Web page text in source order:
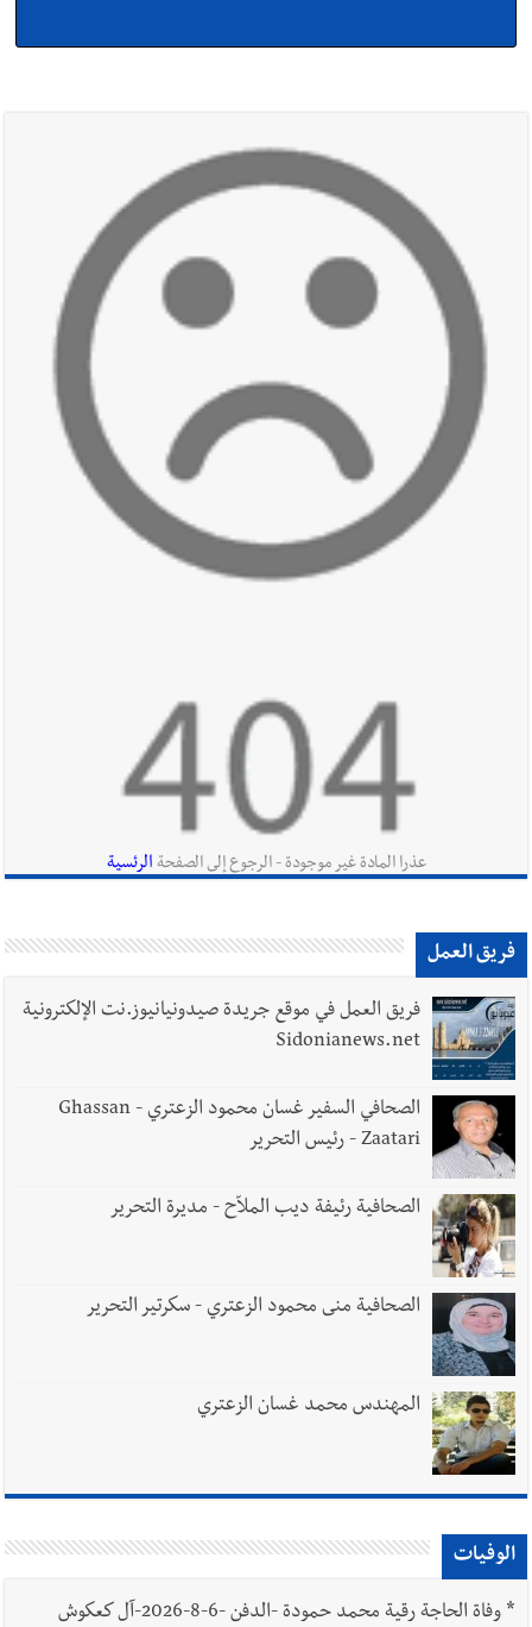
أخبار صيدا عمر مرجان يتصل برئيس النادي الرياضي مهنئا بإحراز
في صيدا نتيجة الانقطاع المتكرر لخط الخدمات الكهربائي
أخبار صيدا
مفرزة صيدا القضائية توقف ثلاثة أشخاص بجرائم
استدراج وابتزاز واعتداء جنسي على قاصر
الطقس غدا صيفي معتاد والحرارة ضمن معدلاتها
أخبار لبنان إنفجار مرفأ أم إنفجار دولة؟... كيف نحمي لبنان؟
أخبار لبنان
فكيف أقرّت الزيادة؟
أخبار لبنان
العالم العربي
يبقى الشعب الفلسطيني يعيش كل هذا الألم؟ وإلى متى تستمر هذه
المعاناة التي تمزق القلوب والضمائر؟
وإعلام إيراني: الاتّفاق مع عُمان مؤجّل ما دامت التهديدات مستمرّة
عذرا المادة غير موجودة - الرجوع إلى الصفحة الرئسية
فريق العمل
فريق العمل في موقع جريدة صيدونيانيوز.نت الإلكترونية
Sidonianews.net
الصحافي السفير غسان محمود الزعتري - Ghassan
Zaatari - رئيس التحرير
الصحافية رئيفة ديب الملاّح - مديرة التحرير
الصحافية منى محمود الزعتري - سكرتير التحرير
المهندس محمد غسان الزعتري
الوفيات
*
وفاة الحاجة رقية محمد حمودة -الدفن -6-8-2026-آل كعكوش